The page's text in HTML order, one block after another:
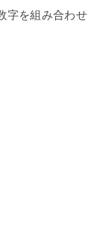
字を組み合わせ